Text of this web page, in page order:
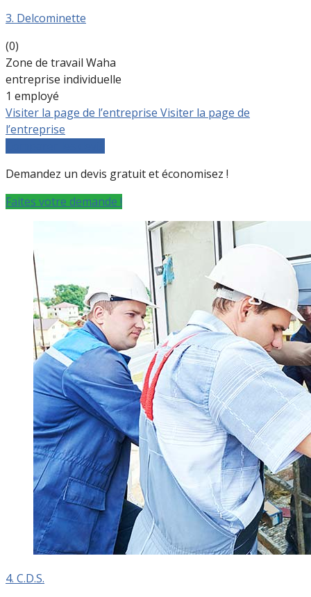
3. Delcominette
(0)
Zone de travail Waha
entreprise individuelle
1 employé
Visiter la page de l’entreprise Visiter la page de
l’entreprise
Demandez un devis gratuit et économisez !
Faites votre demande !
4. C.D.S.